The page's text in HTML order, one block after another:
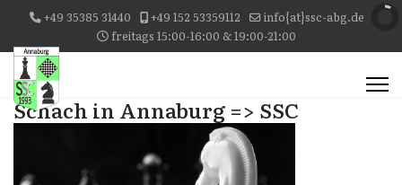
+49 35385 31440 +49 152 53359112
info{at}ssc-abg.de
freitags 15:00-16:00 & 19:00-21:00
Schach in Annaburg => SSC